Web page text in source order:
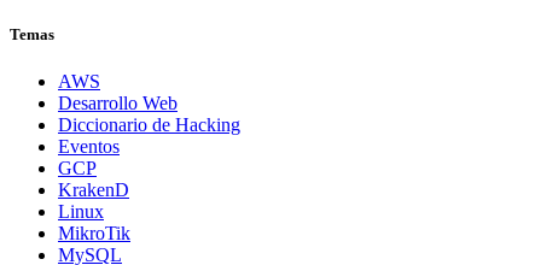
Temas
AWS
Desarrollo Web
Diccionario de Hacking
Eventos
GCP
KrakenD
Linux
MikroTik
MySQL